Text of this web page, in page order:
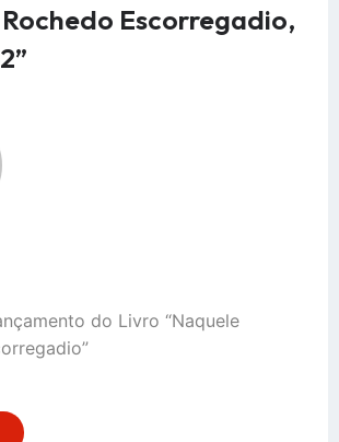
Escorregadio,
do Livro “Naquele